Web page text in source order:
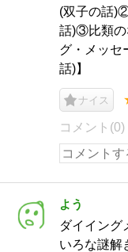
(双子の話
話)③比類の
グ・メッセ
話)】
ナイス
コメント(0)
よう
ダイイン
いろな謎解